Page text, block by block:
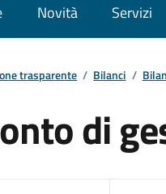
Novità Servizi
trasparente / Bilanci /
di